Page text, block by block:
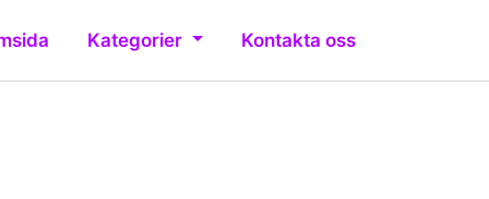
Kategorier Kontakta oss